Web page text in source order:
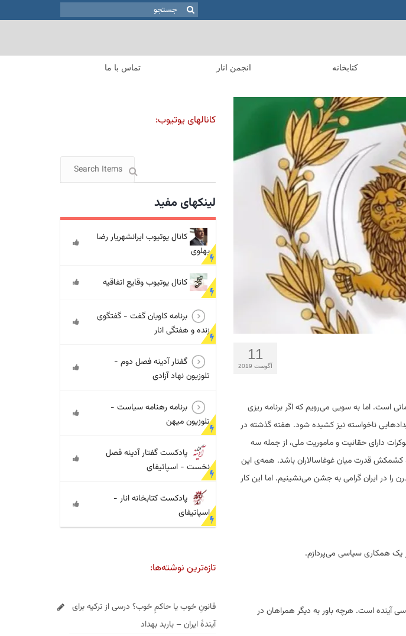
جستجو
کتابخانه انجمن انار تماس با ما
11
آگوست 2019
است. اما به سویی می‌رویم که اگر برنامه ریزی
ناخواسته نیز کشیده شود. هفته گذشته در
دارای حقانیت و ماموریت ملی، از جمله سه
کشمکش قدرت میان غوغاسالاران باشد. همه‌ی این
را در ایران گرامی به جشن می‌نشینیم. اما این کار
یک همکاری سیاسی می‌پردازم.
آینده است. هرچه باور به دیگر همراهان در
کانالهای یوتیوب:
لینکهای مفید
کانال یوتیوب ایرانشهریار رضا
پهلوی
کانال یوتیوب وقایع اتفاقیه
برنامه کاویان گفت - گفتگوی
زنده و هفتگی انار
گفتار آدینه فصل دوم -
تلوزیون نهاد آزادی
برنامه رهنامه سیاست -
تلوزیون میهن
پادکست گفتار آدینه فصل
نخست - اسپاتیفای
پادکست کتابخانه انار -
اسپاتیفای
تازه‌ترین نوشته‌ها:
قانونِ خوب یا حاکمِ خوب؟ درسی از ترکیه برای
آیندهٔ ایران – باربد بهداد